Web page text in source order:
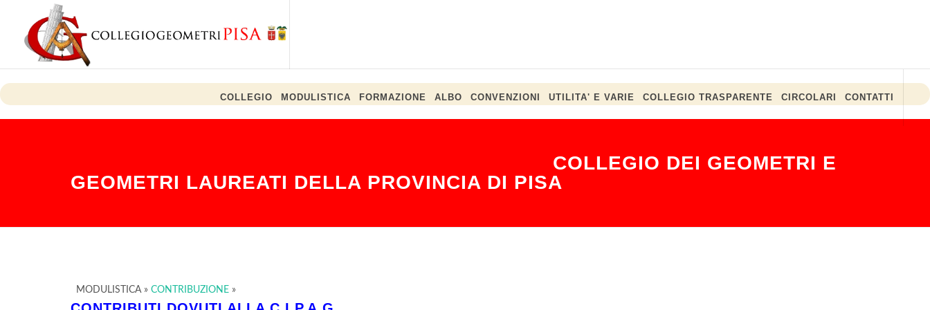
COLLEGIO MODULISTICA FORMAZIONE ALBO CONVENZIONI UTILITA' E VARIE COLLEGIO TRASPARENTE CIRCOLARI CONTATTI
COLLEGIO DEI GEOMETRI E
GEOMETRI LAUREATI DELLA PROVINCIA DI PISA
MODULISTICA » CONTRIBUZIONE »